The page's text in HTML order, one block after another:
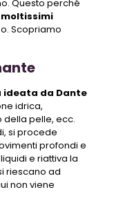
Questo perché
Scopriamo
ideata da Dante
idrica,
pelle, ecc.
si procede
profondi e
e riattiva la
riescano ad
non viene